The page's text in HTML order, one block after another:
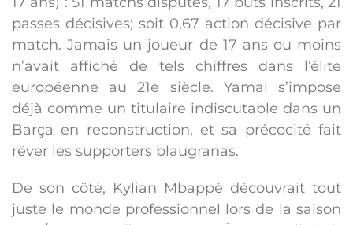
passes décisives; soit 0,67 action décisive par
match. Jamais un joueur de 17 ans ou moins
n’avait affiché de tels chiffres dans l’élite
européenne au 21e siècle. Yamal s’impose
déjà comme un titulaire indiscutable dans un
Barça en reconstruction, et sa précocité fait
rêver les supporters blaugranas.
De son côté, Kylian Mbappé découvrait tout
juste le monde professionnel lors de la saison